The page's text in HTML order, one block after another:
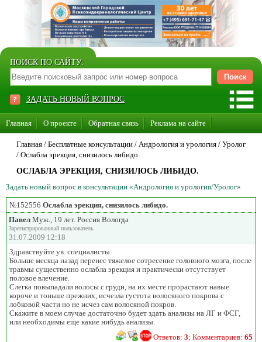
ПОИСК ПО САЙТУ:
ЗАДАТЬ НОВЫЙ ВОПРОС
Главная О проекте Обратная связь Реклама на сайте
Стать консультантом нашего сайта
Главная / Бесплатные консультации / Андрология и урология / Уролог
/ Ослабла эрекция, снизилось либидо.
ОСЛАБЛА ЭРЕКЦИЯ, СНИЗИЛОСЬ ЛИБИДО.
Задать новый вопрос в консультации «Андрология и урология/Уролог»
№152556 Ослабла эрекция, снизилось либидо.
Павел Муж., 19 лет. Россия Вологда
Зарегистрированный пользователь
31.07.2009 12:18
Здравствуйте ув. специалисты.
Больше месяца назад перенес тяжелое сотресение головного мозга, после
травмы существенно ослабла эрекция и практически отсутствует
половое влечение.
Слегка повыпадали волосы с груди, на их месте прорастают навые
короче и тоньше прежних, исчезла густота волосяного покрова с
лобковой части но не исчез сам волосяной покров.
Скажите в моем случае достаточно будет здать анализы на ЛГ и ФСГ,
или необходимы еще какие нибудь анализы.
Ответов: 3; Комментариев: 65